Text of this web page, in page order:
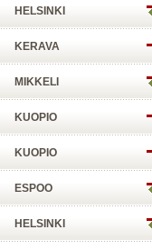
HELSINKI
KERAVA
MIKKELI
KUOPIO
KUOPIO
ESPOO
HELSINKI